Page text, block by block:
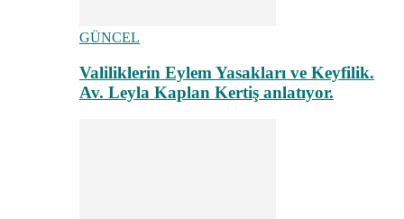
GÜNCEL
Valiliklerin Eylem Yasakları ve Keyfilik.
Av. Leyla Kaplan Kertiş anlatıyor.